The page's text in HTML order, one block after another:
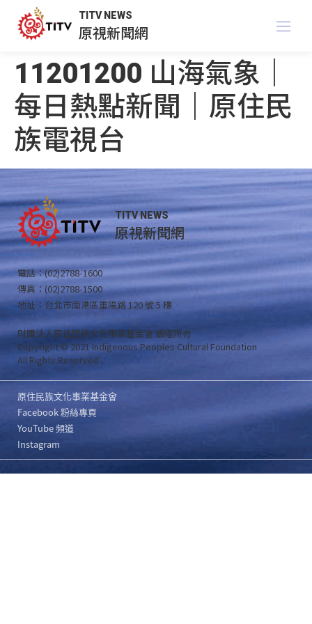
TITV NEWS
原視新聞網
11201200 山海氣象｜
每日熱點新聞｜原住民
族電視台
TITV NEWS
原視新聞網
電話：(02)2788-1600
傳真：(02)2788-1500
地址：台北市南港區重陽路 120 號 5 樓
財團法人原住民族文化事業基金會 版權所有
Copyright © 2021 Indigenous Peoples Cultural Foundation
All Rights Reserved .
原住民族文化事業基金會
Facebook 粉絲專頁
YouTube 頻道
Instagram